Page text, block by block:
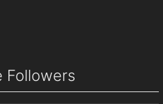
Followers